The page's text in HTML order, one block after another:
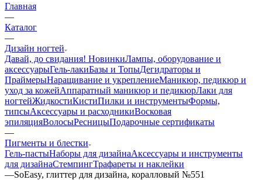
Главная
—
Каталог
—
Дизайн ногтей
Давай, до свидания! НовинкиЛампы, оборудование и
аксессуарыГель-лакиБазы и ТопыДегидраторы и
ПраймерыНаращивание и укреплениеМаникюр, педикюр и
уход за кожейАппаратный маникюр и педикюрЛаки для
ногтейЖидкостиКистиПилки и инструментыФормы,
типсыАксессуары и расходникиВосковая
эпиляцияВолосыРесницыПодарочные сертификаты
—
Пигменты и блестки
Гель-пастыНаборы для дизайнаАксессуары и инструменты
для дизайнаСтемпингТрафареты и наклейки
—SoEasy, глиттер для дизайна, коралловый №551